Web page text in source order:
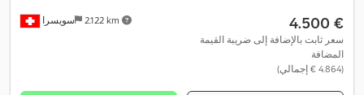
سويسرا 2.122 km ‏4.500 €
سعر ثابت بالإضافة إلى ضريبة القيمة
المضافة
(‏4.864 € إجمالي)